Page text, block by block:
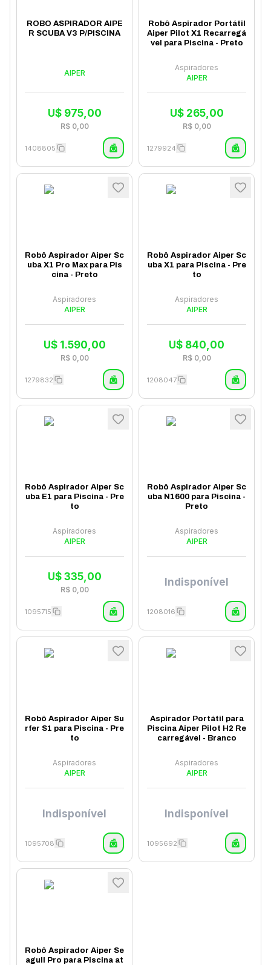
ROBO ASPIRADOR AIPE
R SCUBA V3 P/PISCINA
AIPER
U$ 975,00
R$ 0,00
1408805
Robô Aspirador Portátil
Aiper Pilot X1 Recarregá
vel para Piscina - Preto
Aspiradores
AIPER
U$ 265,00
R$ 0,00
1279924
Robô Aspirador Aiper Sc
uba X1 Pro Max para Pis
cina - Preto
Aspiradores
AIPER
U$ 1.590,00
R$ 0,00
1279832
Robô Aspirador Aiper Sc
uba X1 para Piscina - Pre
to
Aspiradores
AIPER
U$ 840,00
R$ 0,00
1208047
Robô Aspirador Aiper Sc
uba E1 para Piscina - Pre
to
Aspiradores
AIPER
U$ 335,00
R$ 0,00
1095715
Robô Aspirador Aiper Sc
uba N1600 para Piscina -
Preto
Aspiradores
AIPER
Indisponível
1208016
Robô Aspirador Aiper Su
rfer S1 para Piscina - Pre
to
Aspiradores
AIPER
Indisponível
1095708
Aspirador Portátil para
Piscina Aiper Pilot H2 Re
carregável - Branco
Aspiradores
AIPER
Indisponível
1095692
Robô Aspirador Aiper Se
agull Pro para Piscina at